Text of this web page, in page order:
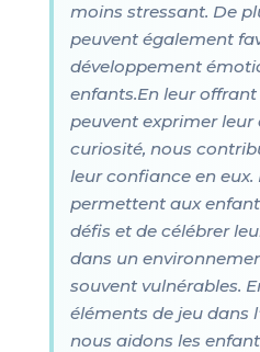
moins stressant. De
peuvent également
développement
enfants.En leur
peuvent exprimer
curiosité, nous
leur confiance en eux.
permettent aux
défis et de célébrer
dans un
souvent vulnérables.
éléments de jeu dans
nous aidons les